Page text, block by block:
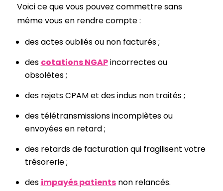
Voici ce que vous pouvez commettre sans
même vous en rendre compte :
des actes oubliés ou non facturés ;
des cotations NGAPincorrectes ou
obsolètes ;
des rejets CPAM et des indus non traités ;
des télétransmissions incomplètes ou
envoyées en retard ;
des retards de facturation qui fragilisent votre
trésorerie ;
des impayés patientsnon relancés.